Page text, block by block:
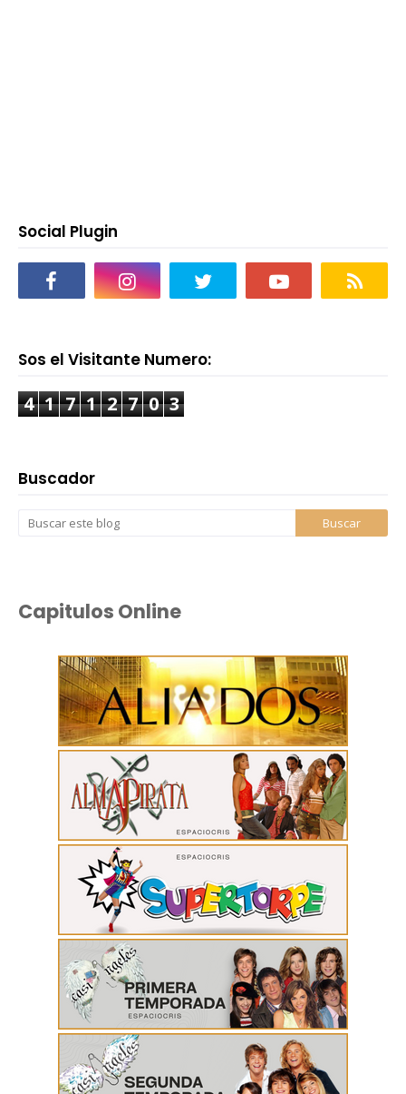
Social Plugin
Sos el Visitante Numero:
4 1 7 1 2 7 0 3
Buscador
Capitulos Online